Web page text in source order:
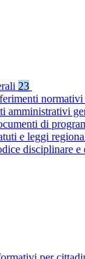
23
normativi
amministrativi
di
e leggi
disciplinare e